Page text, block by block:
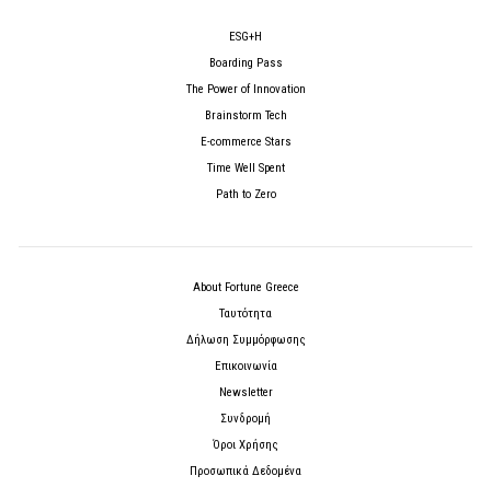
ESG+H
Boarding Pass
The Power of Innovation
Brainstorm Tech
E-commerce Stars
Time Well Spent
Path to Zero
About Fortune Greece
Ταυτότητα
Δήλωση Συμμόρφωσης
Επικοινωνία
Newsletter
Συνδρομή
Όροι Χρήσης
Προσωπικά Δεδομένα